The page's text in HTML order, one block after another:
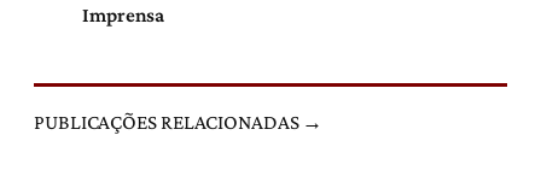
Imprensa
PUBLICAÇÕES RELACIONADAS →